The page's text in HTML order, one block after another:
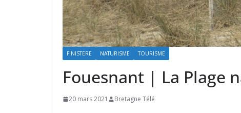
FINISTERE NATURISME TOURISME
Fouesnant | La Plage
20 mars 2021 Bretagne Télé